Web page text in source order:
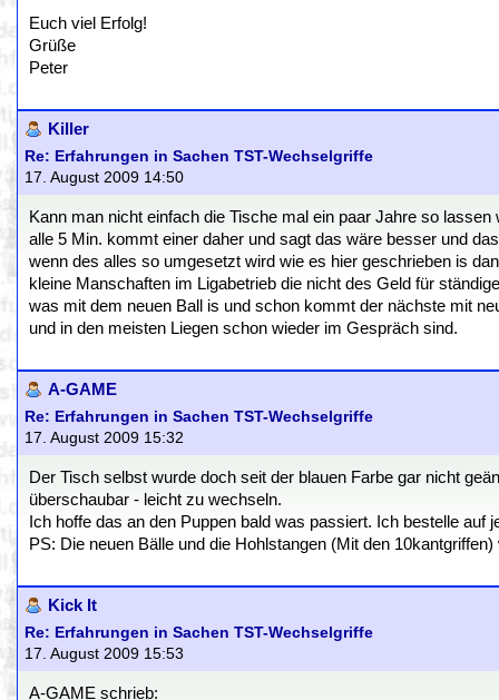
Euch viel Erfolg!
Grüße
Peter
Killer
Re: Erfahrungen in Sachen TST-Wechselgriffe
17. August 2009 14:50
Kann man nicht einfach die Tische mal ein paar Jahre so lassen
alle 5 Min. kommt einer daher und sagt das wäre besser und
wenn des alles so umgesetzt wird wie es hier geschrieben is
kleine Manschaften im Ligabetrieb die nicht des Geld für
was mit dem neuen Ball is und schon kommt der nächste mit
und in den meisten Liegen schon wieder im Gespräch sind.
A-GAME
Re: Erfahrungen in Sachen TST-Wechselgriffe
17. August 2009 15:32
Der Tisch selbst wurde doch seit der blauen Farbe gar nicht
überschaubar - leicht zu wechseln.
Ich hoffe das an den Puppen bald was passiert. Ich bestelle
PS: Die neuen Bälle und die Hohlstangen (Mit den
Kick It
Re: Erfahrungen in Sachen TST-Wechselgriffe
17. August 2009 15:53
A-GAME schrieb: